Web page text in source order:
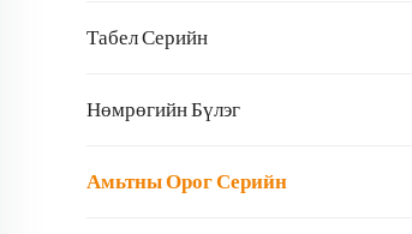
Табел Серийн
Нөмрөгийн Бүлэг
Амьтны Орог Серийн